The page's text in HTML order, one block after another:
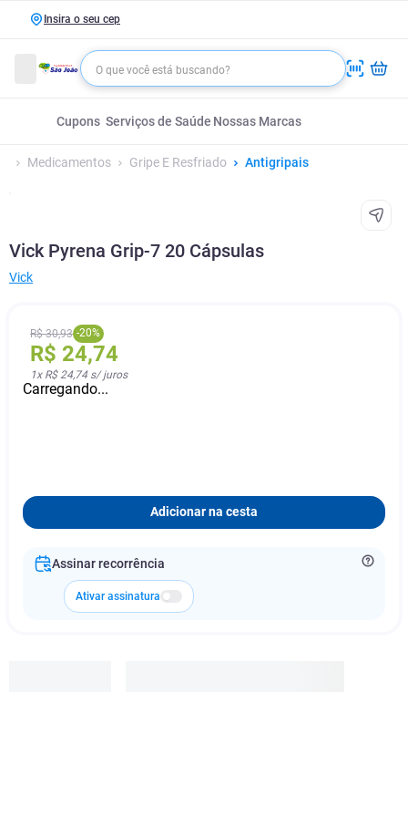
Insira o seu cep
Cupons Serviços de Saúde Nossas Marcas
Medicamentos Gripe E Resfriado Antigripais
Vick Pyrena Grip-7 20 Cápsulas
Vick
R$ 30,93 -20%
R$ 24,74
1x R$ 24,74s/ juros
Carregando...
Adicionar na cesta
Assinar recorrência
Ativar assinatura